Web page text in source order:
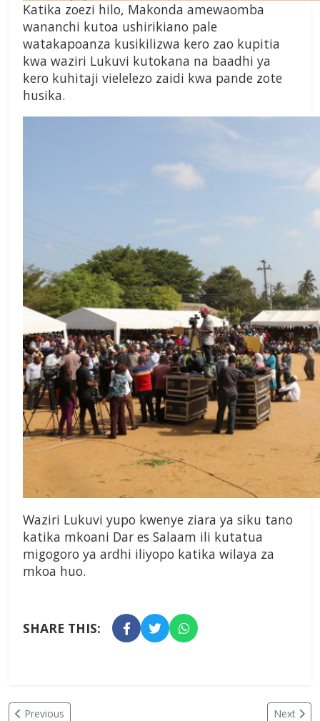
Katika zoezi hilo, Makonda amewaomba
wananchi kutoa ushirikiano pale
watakapoanza kusikilizwa kero zao kupitia
kwa waziri Lukuvi kutokana na baadhi ya
kero kuhitaji vielelezo zaidi kwa pande zote
husika.
Waziri Lukuvi yupo kwenye ziara ya siku tano
katika mkoani Dar es Salaam ili kutatua
migogoro ya ardhi iliyopo katika wilaya za
mkoa huo.
SHARE THIS:
Previous Next